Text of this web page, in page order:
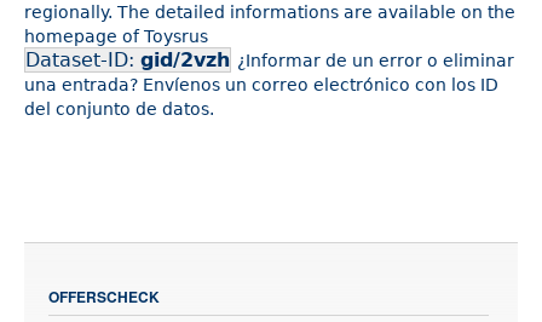
regionally. The detailed informations are available on the
homepage of Toysrus
Dataset-ID: gid/2vzh ¿Informar de un error o eliminar
una entrada? Envíenos un correo electrónico con los ID
del conjunto de datos.
OFFERSCHECK